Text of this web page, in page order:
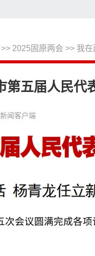
>> 2025固原两会 >> 我在
第五届人民代
闻客户端
会议圆满完成各项